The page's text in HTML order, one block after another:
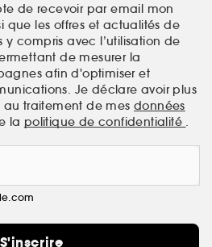
de recevoir par email mon
les offres et actualités de
y compris avec l’utilisation de
de mesurer la
afin d'optimiser et
Je déclare avoir plus
au traitement de mes données
la politique de confidentialité .
S'inscrire